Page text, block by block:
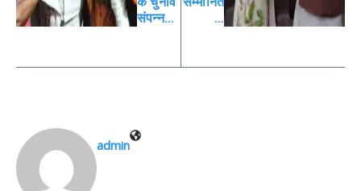
संपन्न…
…
admin